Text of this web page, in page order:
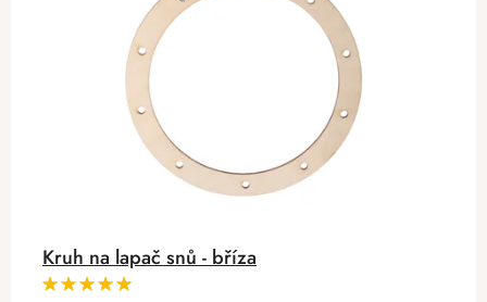
Kruh na lapač snů - bříza